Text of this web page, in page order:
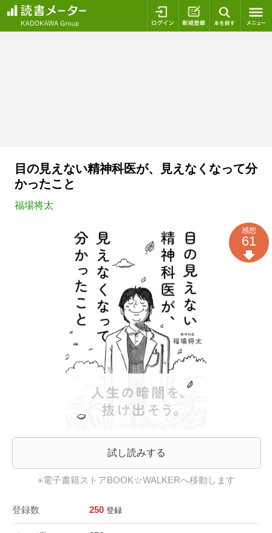
ログイン 新規登録
目の見えない精神科医が、見えなくなって分
かったこと
福場将太
試し読みする
※電子書籍ストアBOOK☆WALKERへ移動します
登録数 250 登録
感想
61